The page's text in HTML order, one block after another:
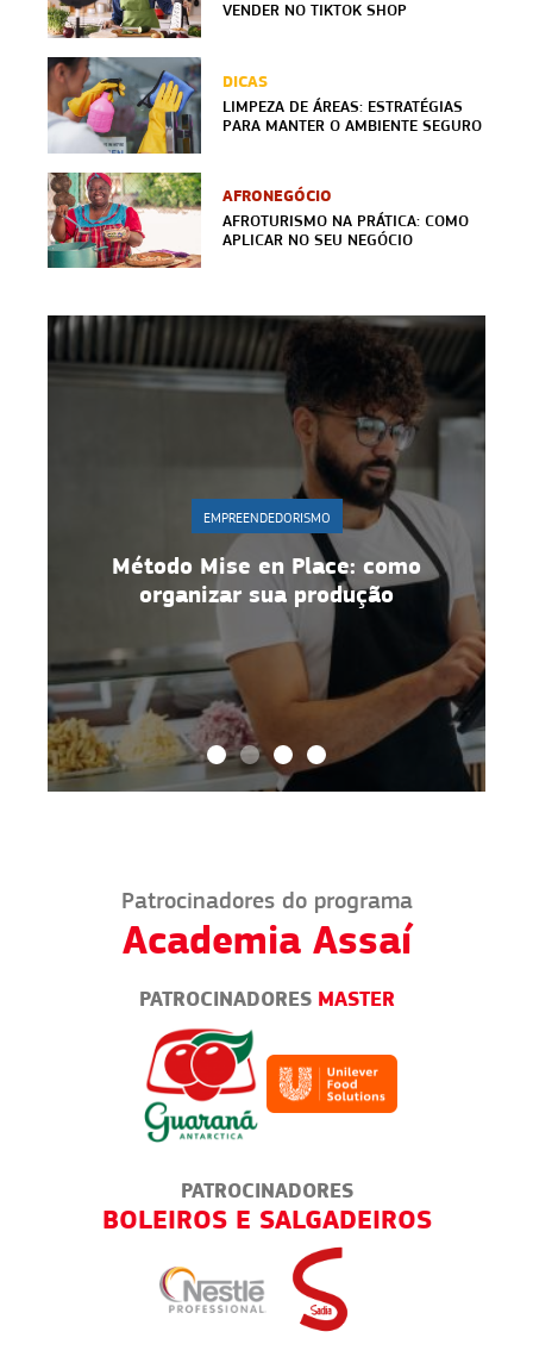
VENDER NO TIKTOK SHOP
DICAS
LIMPEZA DE ÁREAS: ESTRATÉGIAS
PARA MANTER O AMBIENTE SEGURO
AFRONEGÓCIO
AFROTURISMO NA PRÁTICA: COMO
APLICAR NO SEU NEGÓCIO
EMPREENDEDORISMO
Gestão de equipe: 10 estratégias
para manter motivação
Patrocinadores do programa
Academia Assaí
PATROCINADORES MASTER
PATROCINADORES
BOLEIROS E SALGADEIROS